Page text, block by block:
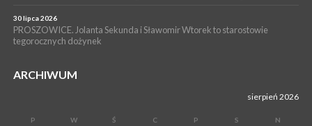
30 lipca 2026
PROSZOWICE. Jolanta Sekunda i Sławomir Wtorek to starostowie
tegorocznych dożynek
ARCHIWUM
sierpień 2026
P W Ś C P S N